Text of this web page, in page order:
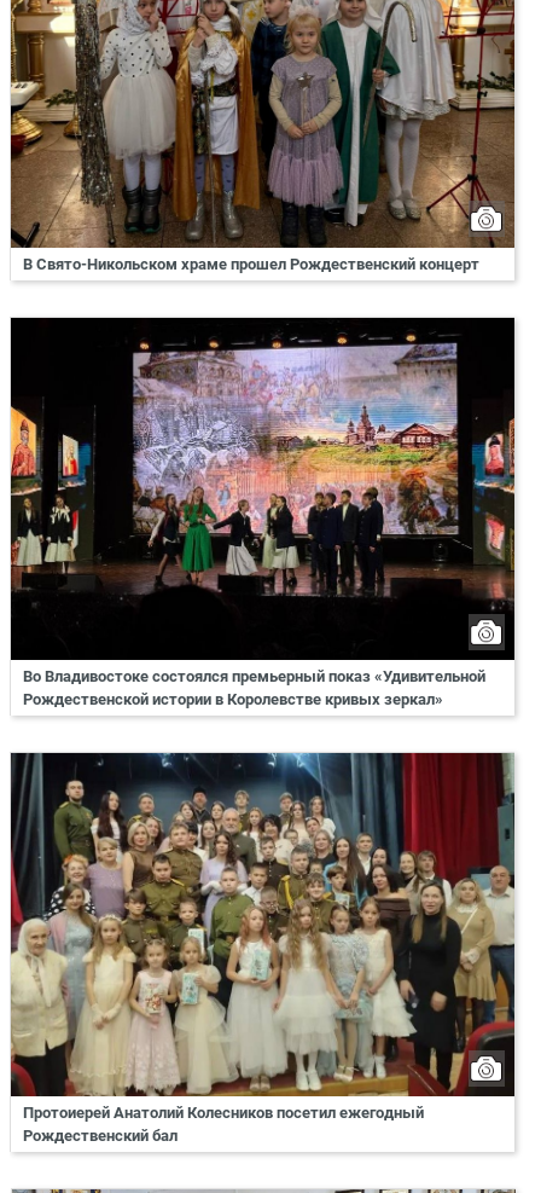
В Свято-Никольском храме прошел Рождественский концерт
Во Владивостоке состоялся премьерный показ «Удивительной
Рождественской истории в Королевстве кривых зеркал»
Протоиерей Анатолий Колесников посетил ежегодный
Рождественский бал